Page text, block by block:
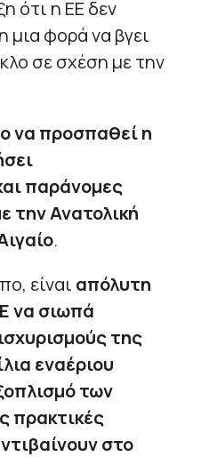
ότι η ΕΕ δεν
μια φορά να βγει
σε σχέση με την
να προσπαθεί η
παράνομες
την Ανατολική
.
είναι απόλυτη
να σιωπά
της
εναέριου
των
πρακτικές
στο